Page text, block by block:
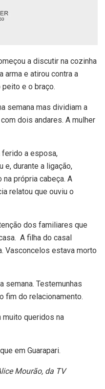
a discutir na cozinha
arma e atirou contra a
e o braço.
semana mas dividiam a
dois andares. A mulher
ferido a esposa,
e, durante a ligação,
própria cabeça. A
relatou que ouviu o
dos familiares que
A filha do casal
Vasconcelos estava morto
semana. Testemunhas
fim do relacionamento.
queridos na
em Guarapari.
Mourão, da TV